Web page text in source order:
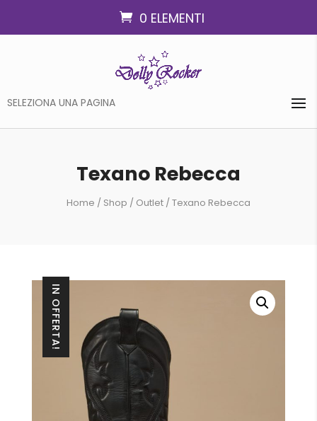
0 ELEMENTI
SELEZIONA UNA PAGINA
Texano Rebecca
Home / Shop / Outlet/ Texano Rebecca
IN OFFERTA!